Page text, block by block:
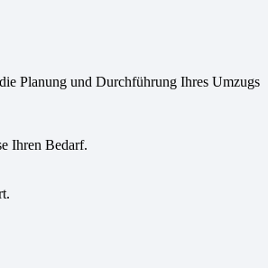
Planung und Durchführung Ihres Umzugs
Ihren Bedarf.